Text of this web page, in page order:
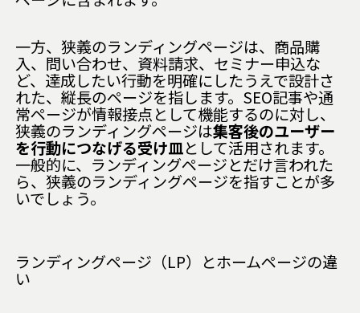
一方、狭義のランディングページは、商品購
入、問い合わせ、資料請求、セミナー申込な
ど、達成したい行動を明確にしたうえで設計さ
れた、縦長のページを指します。SEO記事や通
常ページが情報接点として機能するのに対し、
狭義のランディングページは集客後のユーザー
を行動につなげる受け皿として活用されます。
一般的に、ランディングページとだけ言われた
ら、狭義のランディングページを指すことが多
いでしょう。
ランディングページ（LP）とホームページの違
い